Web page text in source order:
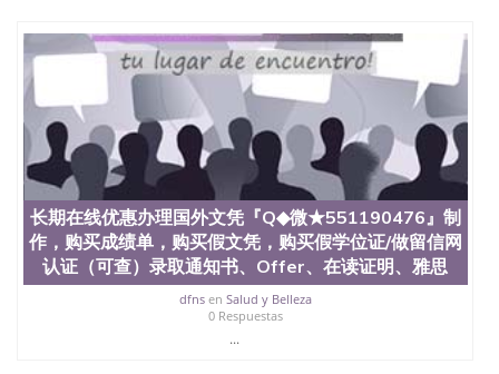
回国人员证明、留学生认证、学历认证、文凭认证学
位认证、留学生学历认证、留学生学位认证、英国文
凭学历、美国文凭学历、澳洲文凭学历、加拿大文凭
学历、新西兰学历认证等q:551190476 微信：
551190476 圣何塞州立大学毕业证（San Jose State
University）圣何塞州立大学毕业证（San Jose State
University）圣何塞州立大学毕业证（San Jose State
University）圣何塞州立大学成绩单（San Jose State
University）圣何塞州立大学成绩单（ San Jose State
University）圣何塞州立大学成绩单（San Jose State
University）成绩单圣何塞州立大学文凭（San Jose
State University）圣何塞州立大学（San Jose State
University）圣何塞州立大学（San Jose State
University）圣何塞州立大学（ San Jose State
University）圣何塞州立大学（San Jose State
University）圣何塞州立大学文凭（San Jose State
长期在线优惠办理国外文凭『Q◆微★551190476』制
作，购买成绩单，购买假文凭，购买假学位证/做留信网
认证（可查）录取通知书、Offer、在读证明、雅思
dfnsen Salud y Belleza
0 Respuestas
...